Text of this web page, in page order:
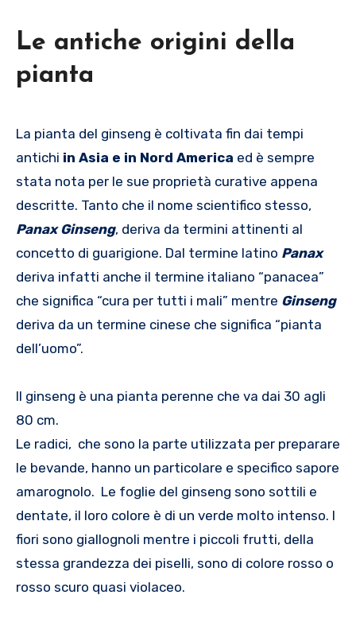
Le antiche origini della
pianta
La pianta del ginseng è coltivata fin dai tempi
antichi in Asia e in Nord America ed è sempre
stata nota per le sue proprietà curative appena
descritte. Tanto che il nome scientifico stesso,
Panax Ginseng, deriva da termini attinenti al
concetto di guarigione. Dal termine latino Panax
deriva infatti anche il termine italiano “panacea”
che significa “cura per tutti i mali” mentre Ginseng
deriva da un termine cinese che significa “pianta
dell’uomo”.
Il ginseng è una pianta perenne che va dai 30 agli
80 cm.
Le radici, che sono la parte utilizzata per preparare
le bevande, hanno un particolare e specifico sapore
amarognolo. Le foglie del ginseng sono sottili e
dentate, il loro colore è di un verde molto intenso. I
fiori sono giallognoli mentre i piccoli frutti, della
stessa grandezza dei piselli, sono di colore rosso o
rosso scuro quasi violaceo.